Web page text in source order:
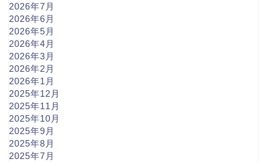
2026年7月
2026年6月
2026年5月
2026年4月
2026年3月
2026年2月
2026年1月
2025年12月
2025年11月
2025年10月
2025年9月
2025年8月
2025年7月